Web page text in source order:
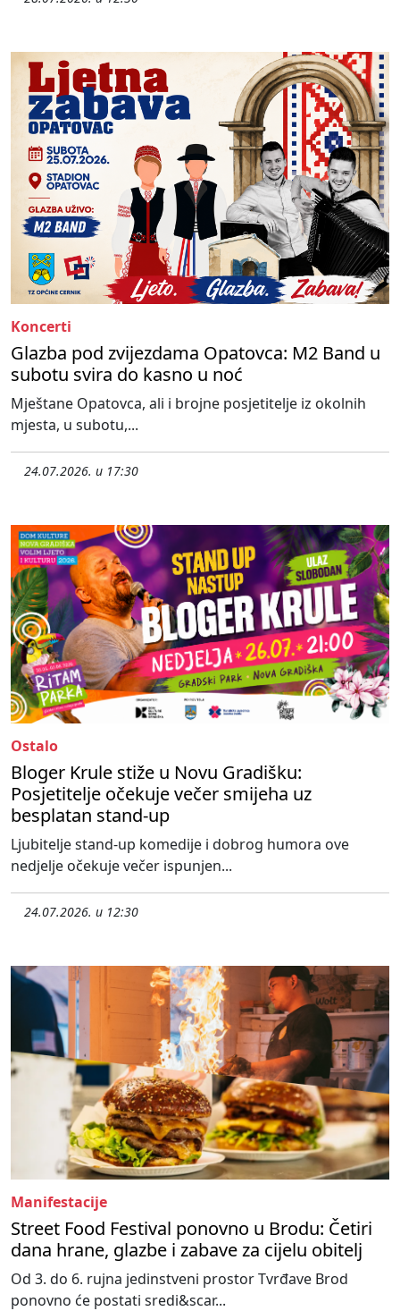
Koncerti
Glazba pod zvijezdama Opatovca: M2 Band u
subotu svira do kasno u noć
Mještane Opatovca, ali i brojne posjetitelje iz okolnih
mjesta, u subotu,...
24.07.2026. u 17:30
Ostalo
Bloger Krule stiže u Novu Gradišku:
Posjetitelje očekuje večer smijeha uz
besplatan stand-up
Ljubitelje stand-up komedije i dobrog humora ove
nedjelje očekuje večer ispunjen...
24.07.2026. u 12:30
Manifestacije
Street Food Festival ponovno u Brodu: Četiri
dana hrane, glazbe i zabave za cijelu obitelj
Od 3. do 6. rujna jedinstveni prostor Tvrđave Brod
ponovno će postati sredi&scar...